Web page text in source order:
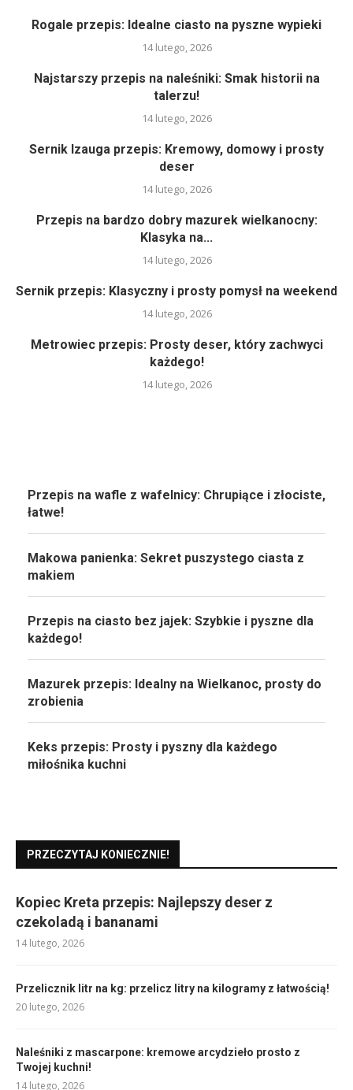
Rogale przepis: Idealne ciasto na pyszne wypieki
14 lutego, 2026
Najstarszy przepis na naleśniki: Smak historii na
talerzu!
14 lutego, 2026
Sernik Izauga przepis: Kremowy, domowy i prosty
deser
14 lutego, 2026
Przepis na bardzo dobry mazurek wielkanocny:
Klasyka na...
14 lutego, 2026
Sernik przepis: Klasyczny i prosty pomysł na weekend
14 lutego, 2026
Metrowiec przepis: Prosty deser, który zachwyci
każdego!
14 lutego, 2026
Przepis na wafle z wafelnicy: Chrupiące i złociste,
łatwe!
Makowa panienka: Sekret puszystego ciasta z
makiem
Przepis na ciasto bez jajek: Szybkie i pyszne dla
każdego!
Mazurek przepis: Idealny na Wielkanoc, prosty do
zrobienia
Keks przepis: Prosty i pyszny dla każdego
miłośnika kuchni
PRZECZYTAJ KONIECZNIE!
Kopiec Kreta przepis: Najlepszy deser z
czekoladą i bananami
14 lutego, 2026
Przelicznik litr na kg: przelicz litry na kilogramy z łatwością!
20 lutego, 2026
Naleśniki z mascarpone: kremowe arcydzieło prosto z
Twojej kuchni!
14 lutego, 2026